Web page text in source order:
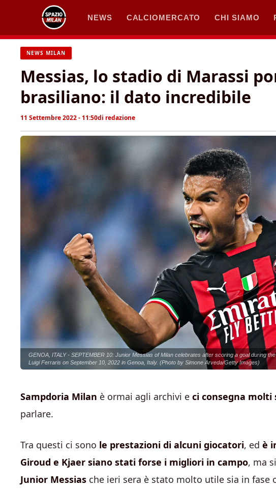
contenuto
NEWS CALCIOMERCATO CHI SIAMO
NEWS MILAN
Messias, lo stadio di Marassi
brasiliano: il dato incredibile
11 Settembre 2022 - 11:50di redazione
GENOA, ITALY - SEPTEMBER 10: Junior Messias of Milan celebrates after scoring a goal during
Luigi Ferraris on September 10, 2022 in Genoa, Italy. (Photo by Simone Arveda/Getty Images)
Sampdoria Milan è ormai agli archivi e ci consegna
parlare.
Tra questi ci sono le prestazioni di alcuni giocatori, ed è
Giroud e Kjaer siano stati forse i migliori in campo, ma
Junior Messias che ieri sera è stato molto utile sia in fase